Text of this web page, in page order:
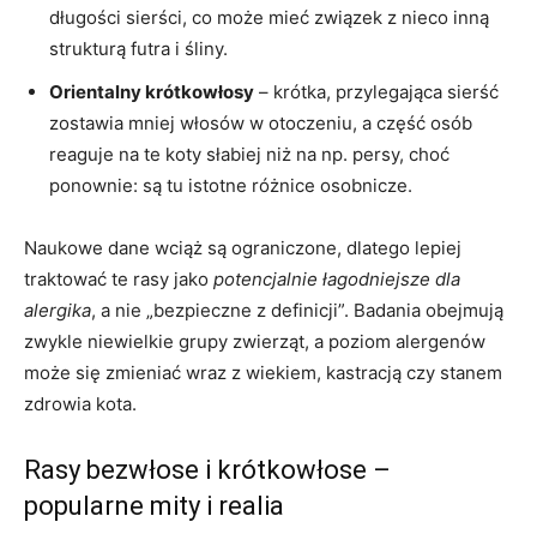
długości sierści, co może mieć związek z nieco inną
strukturą futra i śliny.
Orientalny krótkowłosy – krótka, przylegająca sierść
zostawia mniej włosów w otoczeniu, a część osób
reaguje na te koty słabiej niż na np. persy, choć
ponownie: są tu istotne różnice osobnicze.
Naukowe dane wciąż są ograniczone, dlatego lepiej
traktować te rasy jako potencjalnie łagodniejsze dla
alergika, a nie „bezpieczne z definicji”. Badania obejmują
zwykle niewielkie grupy zwierząt, a poziom alergenów
może się zmieniać wraz z wiekiem, kastracją czy stanem
zdrowia kota.
Rasy bezwłose i krótkowłose –
popularne mity i realia